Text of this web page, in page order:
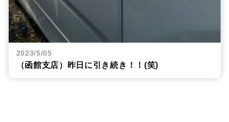
2023/5/05
（函館支店）昨日に引き続き！！(笑)